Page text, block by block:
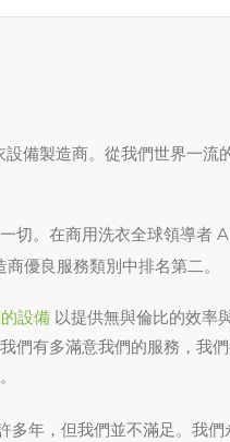
備製造商。從我們世界一流
切。在商用洗衣全球領導
優良服務類別中排名第二。
設備 以提供無與倫比的效率
們有多滿意我們的服務，我
多年，但我們並不滿足。我